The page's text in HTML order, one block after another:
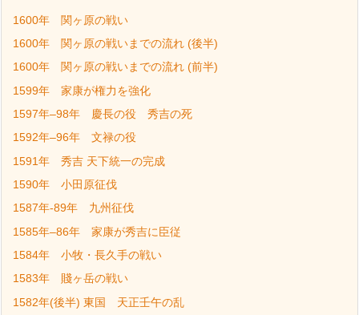
1600年 関ヶ原の戦い
1600年 関ヶ原の戦いまでの流れ (後半)
1600年 関ヶ原の戦いまでの流れ (前半)
1599年 家康が権力を強化
1597年–98年 慶長の役 秀吉の死
1592年–96年 文禄の役
1591年 秀吉 天下統一の完成
1590年 小田原征伐
1587年-89年 九州征伐
1585年–86年 家康が秀吉に臣従
1584年 小牧・長久手の戦い
1583年 賤ヶ岳の戦い
1582年(後半) 東国 天正壬午の乱